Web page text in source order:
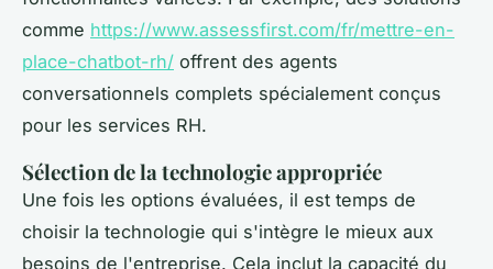
comme https://www.assessfirst.com/fr/mettre-en-
place-chatbot-rh/ offrent des agents
conversationnels complets spécialement conçus
pour les services RH.
Sélection de la technologie appropriée
Une fois les options évaluées, il est temps de
choisir la technologie qui s'intègre le mieux aux
besoins de l'entreprise. Cela inclut la capacité du